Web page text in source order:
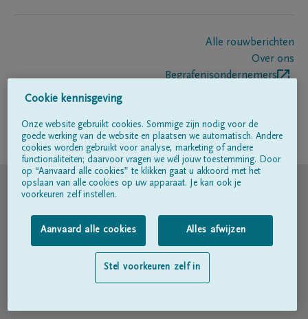
Alle rouwberichten
Over ons
Begrafenisondernemers
Volg ons op
© DELA
Gebruiksvoorwaarden
Privacyverklaring
Toegankelijkheidsverklaring
Cookie kennisgeving
Onze website gebruikt cookies. Sommige zijn nodig voor de
goede werking van de website en plaatsen we automatisch. Andere
cookies worden gebruikt voor analyse, marketing of andere
functionaliteiten; daarvoor vragen we wél jouw toestemming. Door
op “Aanvaard alle cookies” te klikken gaat u akkoord met het
opslaan van alle cookies op uw apparaat. Je kan ook je
voorkeuren zelf instellen.
Aanvaard alle cookies Alles afwijzen
Stel voorkeuren zelf in